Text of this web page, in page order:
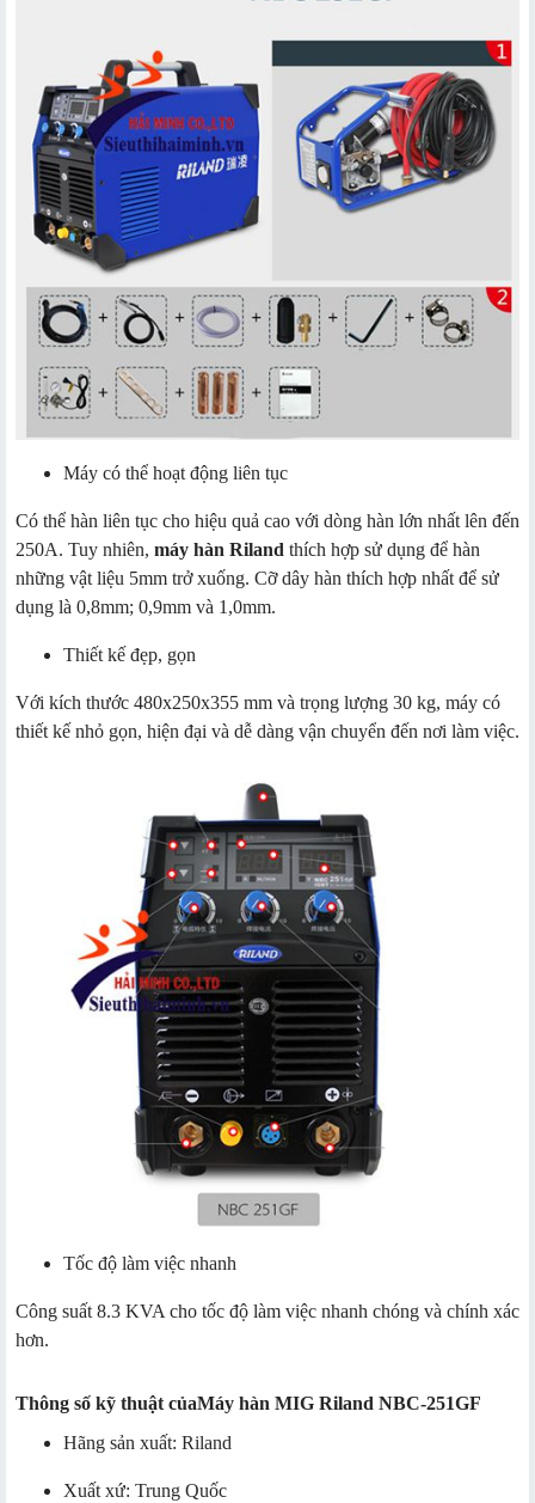
Máy có thể hoạt động liên tục
Có thể hàn liên tục cho hiệu quả cao với dòng hàn lớn nhất lên đến
250A. Tuy nhiên, máy hàn Riland thích hợp sử dụng để hàn
những vật liệu 5mm trở xuống. Cỡ dây hàn thích hợp nhất để sử
dụng là 0,8mm; 0,9mm và 1,0mm.
Thiết kế đẹp, gọn
Với kích thước 480x250x355 mm và trọng lượng 30 kg, máy có
thiết kế nhỏ gọn, hiện đại và dễ dàng vận chuyển đến nơi làm việc.
Tốc độ làm việc nhanh
Công suất 8.3 KVA cho tốc độ làm việc nhanh chóng và chính xác
hơn.
Thông số kỹ thuật củaMáy hàn MIG Riland NBC-251GF
Hãng sản xuất: Riland
Xuất xứ: Trung Quốc